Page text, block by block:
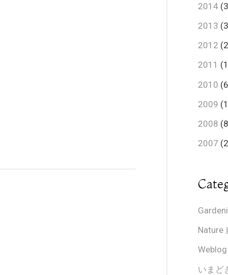
2014
2013
2012
2011
2010
2009
2008
2007
Nature
Weblog
いまど